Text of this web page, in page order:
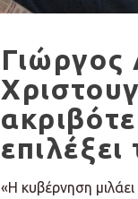
Γιώργος
«Η κυβέρνηση